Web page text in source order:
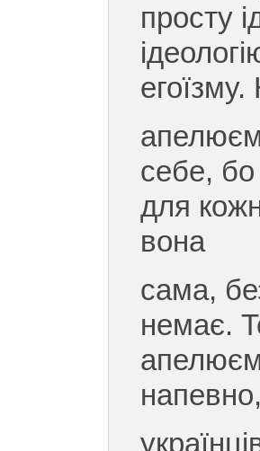
просту
себе, бо
для
вона
сама,
немає.